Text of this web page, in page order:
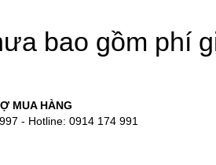
bao gồm phí
MUA HÀNG
- Hotline: 0914 174 991